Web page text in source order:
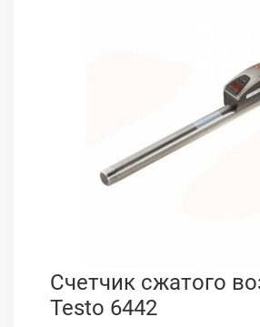
Счетчик сжатого
Testo 6442